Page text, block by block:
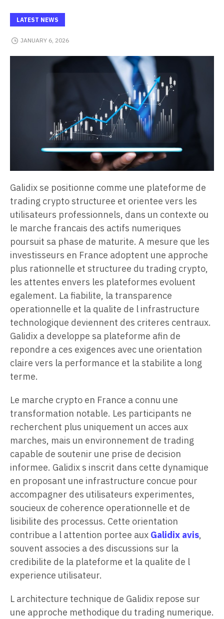
LATEST NEWS
JANUARY 6, 2026
Galidix se positionne comme une plateforme de
trading crypto structuree et orientee vers les
utilisateurs professionnels, dans un contexte ou
le marche francais des actifs numeriques
poursuit sa phase de maturite. A mesure que les
investisseurs en France adoptent une approche
plus rationnelle et structuree du trading crypto,
les attentes envers les plateformes evoluent
egalement. La fiabilite, la transparence
operationnelle et la qualite de l infrastructure
technologique deviennent des criteres centraux.
Galidix a developpe sa plateforme afin de
repondre a ces exigences avec une orientation
claire vers la performance et la stabilite a long
terme.
Le marche crypto en France a connu une
transformation notable. Les participants ne
recherchent plus uniquement un acces aux
marches, mais un environnement de trading
capable de soutenir une prise de decision
informee. Galidix s inscrit dans cette dynamique
en proposant une infrastructure concue pour
accompagner des utilisateurs experimentes,
soucieux de coherence operationnelle et de
lisibilite des processus. Cette orientation
contribue a l attention portee aux Galidix avis,
souvent associes a des discussions sur la
credibilite de la plateforme et la qualite de l
experience utilisateur.
L architecture technique de Galidix repose sur
une approche methodique du trading numerique.